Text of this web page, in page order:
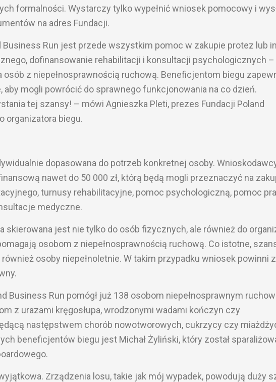
formalności. Wystarczy tylko wypełnić wniosek pomocowy i
na adres Fundacji.
Business Run jest przede wszystkim pomoc w zakupie protez lub
dofinansowanie rehabilitacji i konsultacji psychologicznych
osób z niepełnosprawnością ruchową. Beneficjentom biegu
aby mogli powrócić do sprawnego funkcjonowania na co dzień.
tej szansy! – mówi Agnieszka Pleti, prezes Fundacji Poland
organizatora biegu.
dopasowana do potrzeb konkretnej osoby.
nawet do 50 000 zł, którą będą mogli przeznaczyć na
turnusy rehabilitacyjne, pomoc psychologiczną, pomoc
medyczne.
skierowana jest nie tylko do osób fizycznych, ale również do
osobom z niepełnosprawnością ruchową. Co istotne,
osoby niepełnoletnie. W takim przypadku wniosek powinni
Business Run pomógł już 138 osobom niepełnosprawnym
z urazami kręgosłupa, wrodzonymi wadami kończyn czy
następstwem chorób nowotworowych, cukrzycy czy
beneficjentów biegu jest Michał Żyliński, który został
Zrządzenia losu, takie jak mój wypadek, powodują duży